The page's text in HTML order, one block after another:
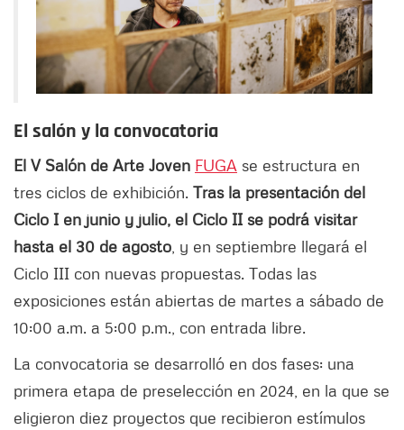
El salón y la convocatoria
El V Salón de Arte Joven FUGA se estructura en
tres ciclos de exhibición. Tras la presentación del
Ciclo I en junio y julio, el Ciclo II se podrá visitar
hasta el 30 de agosto , y en septiembre llegará el
Ciclo III con nuevas propuestas. Todas las
exposiciones están abiertas de martes a sábado de
10:00 a.m. a 5:00 p.m., con entrada libre.
La convocatoria se desarrolló en dos fases: una
primera etapa de preselección en 2024, en la que se
eligieron diez proyectos que recibieron estímulos